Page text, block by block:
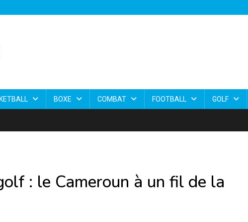
BOXE COMBAT FOOTBALL GOLF
: le Cameroun à un fil de la